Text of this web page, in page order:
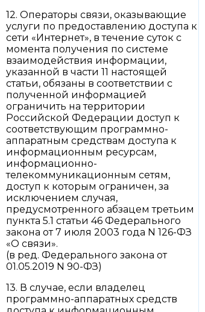
12. Операторы связи, оказывающие
услуги по предоставлению доступа к
сети «Интернет», в течение суток с
момента получения по системе
взаимодействия информации,
указанной в части 11 настоящей
статьи, обязаны в соответствии с
полученной информацией
ограничить на территории
Российской Федерации доступ к
соответствующим программно-
аппаратным средствам доступа к
информационным ресурсам,
информационно-
телекоммуникационным сетям,
доступ к которым ограничен, за
исключением случая,
предусмотренного абзацем третьим
пункта 5.1 статьи 46 Федерального
закона от 7 июля 2003 года N 126-ФЗ
«О связи».
(в ред. Федерального закона от
01.05.2019 N 90-ФЗ)
13. В случае, если владелец
программно-аппаратных средств